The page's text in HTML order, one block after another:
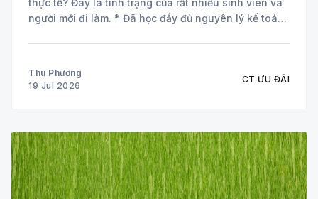
thực tế? Đây là tình trạng của rất nhiều sinh viên và
người mới đi làm. * Đã học đầy đủ nguyên lý kế toán
Thu Phương
19 Jul 2026
CT ƯU ĐÃI